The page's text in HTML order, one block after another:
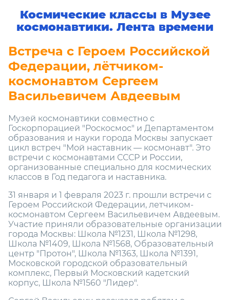
Космические классы в Музее
космонавтики. Лента времени
Встреча с Героем Российской
Федерации, лётчиком-
космонавтом Сергеем
Васильевичем Авдеевым
Музей космонавтики совместно с
Госкорпорацией "Роскосмос" и Департаментом
образования и науки города Москвы запускает
цикл встреч "Мой наставник — космонавт". Это
встречи с космонавтами СССР и России,
организованные специально для космических
классов в Год педагога и наставника.
31 января и 1 февраля 2023 г. прошли встречи с
Героем Российской Федерации, летчиком-
космонавтом Сергеем Васильевичем Авдеевым.
Участие приняли образовательные организации
города Москвы: Школа №1231, Школа №1298,
Школа №1409, Школа №1568, Образовательный
центр "Протон", Школа №1363, Школа №1391,
Московской городской образовательный
комплекс, Первый Московский кадетский
корпус, Школа №1560 "Лидер".